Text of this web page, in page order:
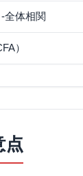
全体相関
）
点